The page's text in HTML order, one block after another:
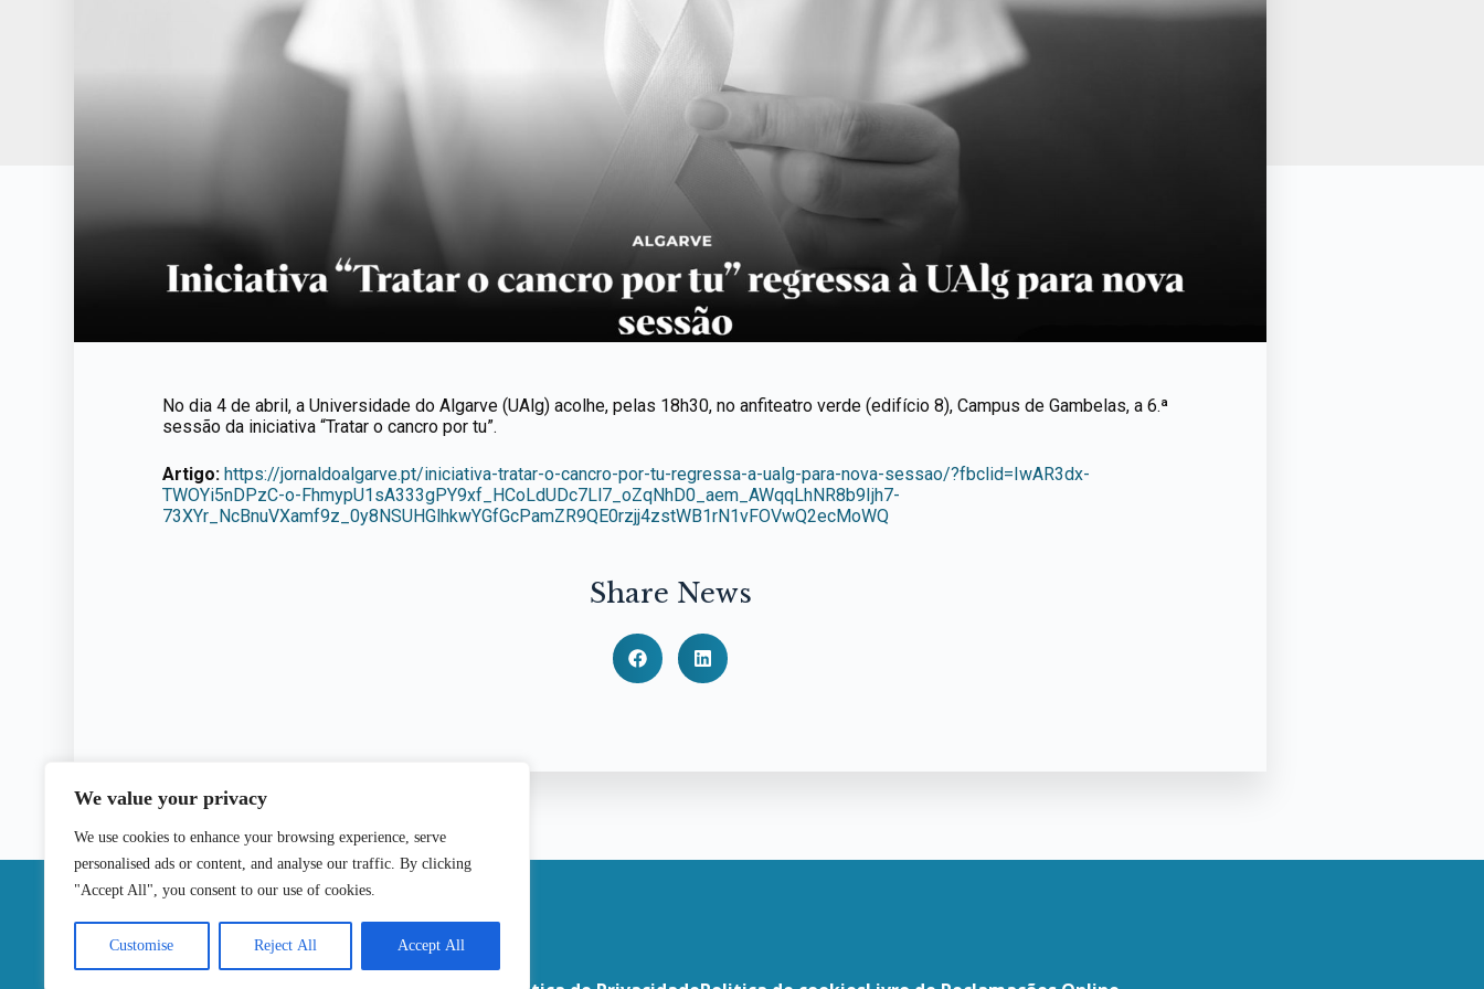
We value your privacy
We use cookies to enhance your browsing experience, serve
personalised ads or content, and analyse our traffic. By clicking
"Accept All", you consent to our use of cookies.
Customise Reject All Accept All
No dia 4 de abril, a Universidade do Algarve (UAlg) acolhe, pelas 18h30, no anfiteatro verde (edifício 8), Campus de Gambelas, a 6.ª
sessão da iniciativa “Tratar o cancro por tu”.
Artigo: https://jornaldoalgarve.pt/iniciativa-tratar-o-cancro-por-tu-regressa-a-ualg-para-nova-sessao/?fbclid=IwAR3dx-
TWOYi5nDPzC-o-FhmypU1sA333gPY9xf_HCoLdUDc7Ll7_oZqNhD0_aem_AWqqLhNR8b9Ijh7-
73XYr_NcBnuVXamf9z_0y8NSUHGlhkwYGfGcPamZR9QE0rzjj4zstWB1rN1vFOVwQ2ecMoWQ
Share News
|